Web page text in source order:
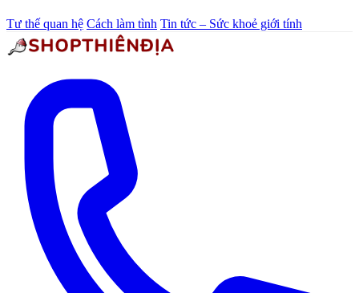
Tư thế quan hệ Cách làm tình Tin tức – Sức khoẻ giới tính